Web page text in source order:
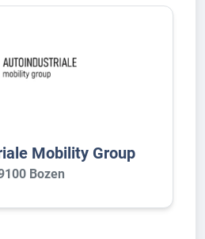
Mobility Group
Bozen